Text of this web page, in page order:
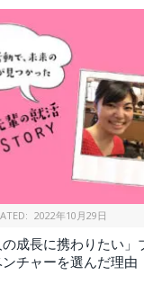
2022年10月29日
の成長に携わりたい
チャーを選んだ理由